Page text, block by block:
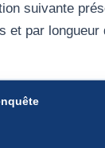
suivante
et par longueur